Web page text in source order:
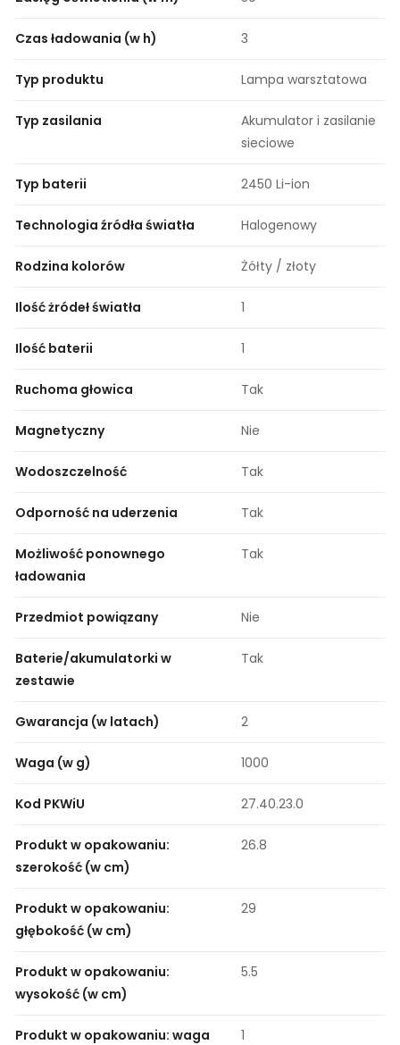
Czas ładowania (w h) 3
Typ produktu Lampa warsztatowa
Typ zasilania
Akumulator i zasilanie
sieciowe
Typ baterii 2450 Li-ion
Technologia źródła światła Halogenowy
Rodzina kolorów Żółty / złoty
Ilość żródeł światła 1
Ilość baterii 1
Ruchoma głowica Tak
Magnetyczny Nie
Wodoszczelność Tak
Odporność na uderzenia Tak
Możliwość ponownego
ładowania
Tak
Przedmiot powiązany Nie
Baterie/akumulatorki w
zestawie
Tak
Gwarancja (w latach) 2
Waga (w g) 1000
Kod PKWiU 27.40.23.0
Produkt w opakowaniu:
szerokość (w cm)
26.8
Produkt w opakowaniu:
głębokość (w cm)
29
Produkt w opakowaniu:
wysokość (w cm)
5.5
Produkt w opakowaniu: waga
1